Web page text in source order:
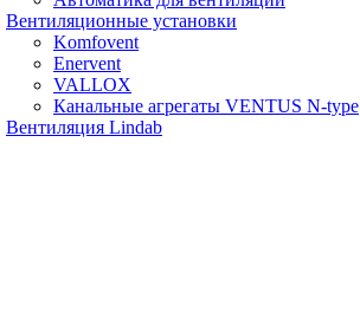
Вентиляционные установки
Komfovent
Enervent
VALLOX
Канальные агрегаты VENTUS N-type
Вентиляция Lindab